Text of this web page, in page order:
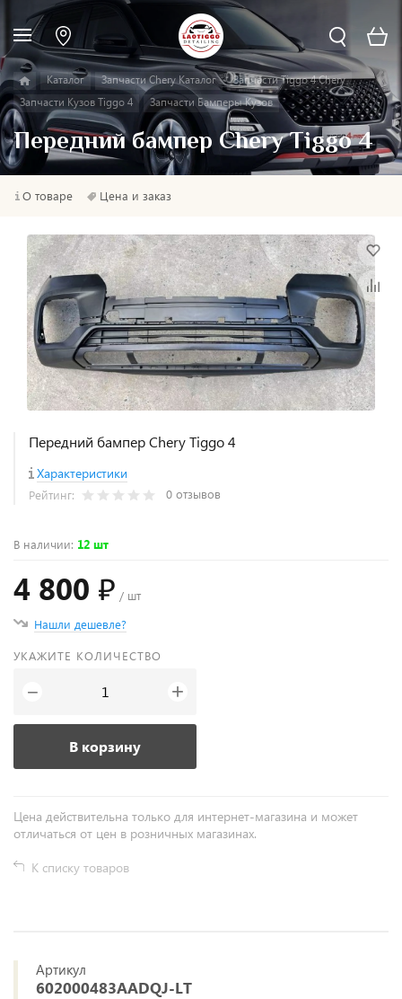
Каталог Запчасти Chery Каталог
Запчасти Tiggo 4 Chery
Запчасти Кузов Tiggo 4
Запчасти Бамперы Кузов
Передний бампер Chery Tiggo 4
О товаре Цена и заказ
Передний бампер Chery Tiggo 4
Характеристики
Рейтинг: 0 отзывов
В наличии: 12 шт
4 800 ₽ / шт
Нашли дешевле?
УКАЖИТЕ КОЛИЧЕСТВО
− +
В корзину
Цена действительна только для интернет-магазина и может
отличаться от цен в розничных магазинах.
К списку товаров
Артикул
602000483AADQJ-LT